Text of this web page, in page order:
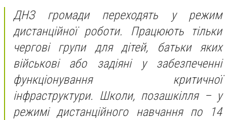
ДНЗ громади переходять у режим
дистанційної роботи. Працюють тільки
чергові групи для дітей, батьки яких
військові або задіяні у забезпеченні
функціонування критичної
інфраструктури. Школи, позашкілля – у
режимі дистанційного навчання по 14